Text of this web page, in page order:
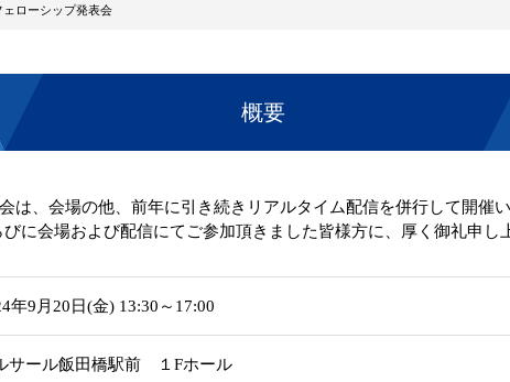
ェローシップ発表会
概要
は、会場の他、前年に引き続きリアルタイム配信を併行して開催い
に会場および配信にてご参加頂きました皆様方に、厚く御礼申し
年9月20日(金) 13:30～17:00
サール飯田橋駅前 １Fホール